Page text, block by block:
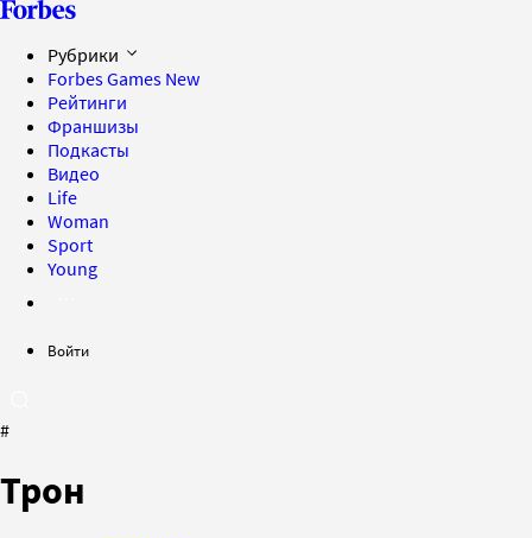
Рубрики
Forbes Games New
Рейтинги
Франшизы
Подкасты
Видео
Life
Woman
Sport
Young
Войти
#
Трон